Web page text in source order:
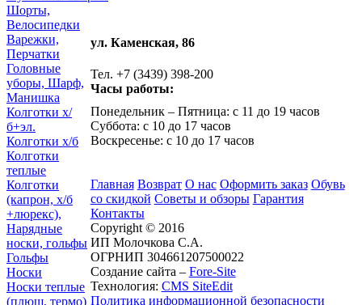
Шорты,
Велосипедки
Варежки,
Перчатки
Головные
уборы, Шарф,
Манишка
Колготки х/
б+эл.
Колготки х/б
Колготки
теплые
Колготки
(капрон, х/б
+люрекс),
Нарядные
носки, гольфы
Гольфы
Носки
Носки теплые
(плюш, термо)
ул. Каменская, 86
Тел. +7 (3439) 398-200
Часы работы:
Понедельник – Пятница: с 11 до 19 часов
Суббота: с 10 до 17 часов
Воскресенье: с 10 до 17 часов
Главная Возврат О нас Оформить заказ Обувь
со скидкой Советы и обзоры Гарантия
Контакты
Copyright © 2016
ИП Молочкова С.А.
ОГРНИП 304661207500022
Создание сайта – Fore-Site
Технология: CMS SiteEdit
Политика информационной безопасности